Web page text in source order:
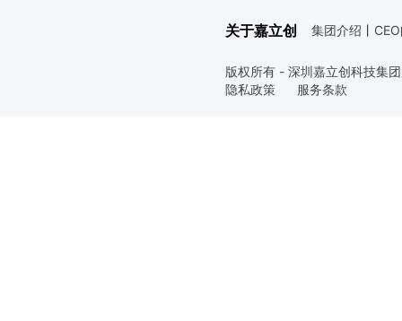
关于嘉立创 集团介绍 丨
版权所有 - 深圳嘉立创科技集
隐私政策
服务条款